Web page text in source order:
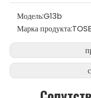
Модель:G13b
Марка продукта: